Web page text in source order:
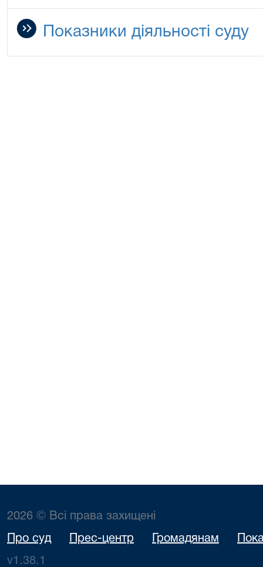
Показники діяльності суду
2026 © Всі права захищені
Про суд Прес-центр Громадянам
v1.38.1